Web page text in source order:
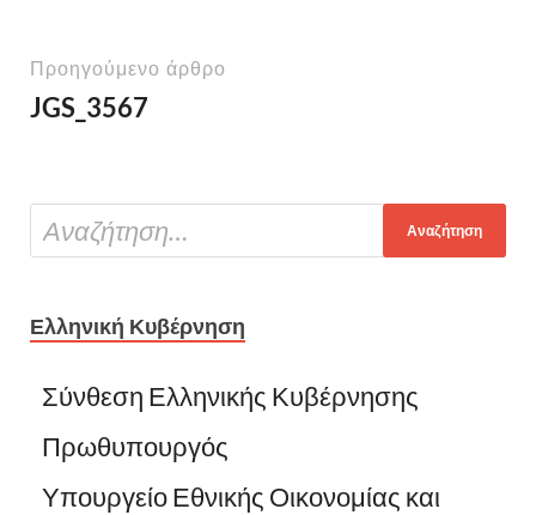
Προηγούμενο άρθρο
JGS_3567
Ελληνική Κυβέρνηση
Σύνθεση Ελληνικής Κυβέρνησης
Πρωθυπουργός
Υπουργείο Εθνικής Οικονομίας και